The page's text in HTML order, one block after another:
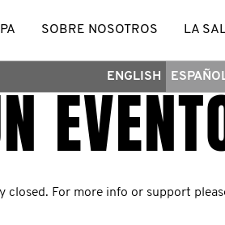
SOBRE NOSOTROS LA
ENGLISH
For more info or support